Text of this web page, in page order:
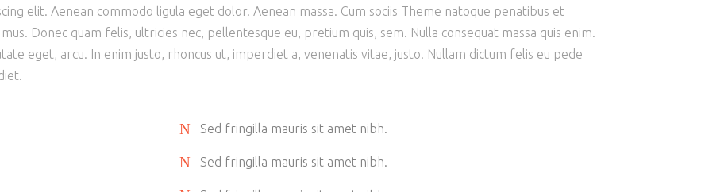
elit. Aenean commodo ligula eget dolor. Aenean massa. Cum sociis Theme natoque penatibus et
Donec quam felis, ultricies nec, pellentesque eu, pretium quis, sem. Nulla consequat massa quis enim.
eget, arcu. In enim justo, rhoncus ut, imperdiet a, venenatis vitae, justo. Nullam dictum felis eu pede
Sed fringilla mauris sit amet nibh.
Sed fringilla mauris sit amet nibh.